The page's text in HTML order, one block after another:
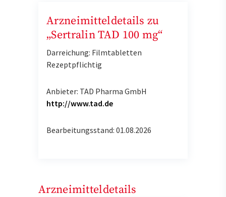
Arzneimitteldetails zu
„Sertralin TAD 100 mg“
Darreichung: Filmtabletten
Rezeptpflichtig
Anbieter: TAD Pharma GmbH
http://www.tad.de
Bearbeitungsstand: 01.08.2026
Arzneimitteldetails